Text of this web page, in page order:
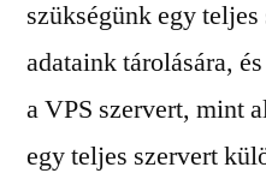
szükségünk egy
adataink tárolására,
a VPS szervert, mint
egy teljes szervert